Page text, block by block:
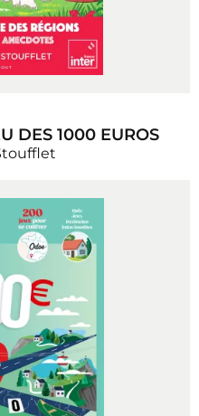
DES 1000 EUROS